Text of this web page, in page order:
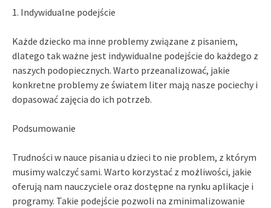
1. Indywidualne podejście
Każde dziecko ma inne problemy związane z pisaniem,
dlatego tak ważne jest indywidualne podejście do każdego z
naszych podopiecznych. Warto przeanalizować, jakie
konkretne problemy ze światem liter mają nasze pociechy i
dopasować zajęcia do ich potrzeb.
Podsumowanie
Trudności w nauce pisania u dzieci to nie problem, z którym
musimy walczyć sami. Warto korzystać z możliwości, jakie
oferują nam nauczyciele oraz dostępne na rynku aplikacje i
programy. Takie podejście pozwoli na zminimalizowanie